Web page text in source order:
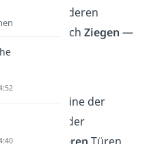
den anderen
befinden sich Ziegen —
Name
Spieler auf eine der
der